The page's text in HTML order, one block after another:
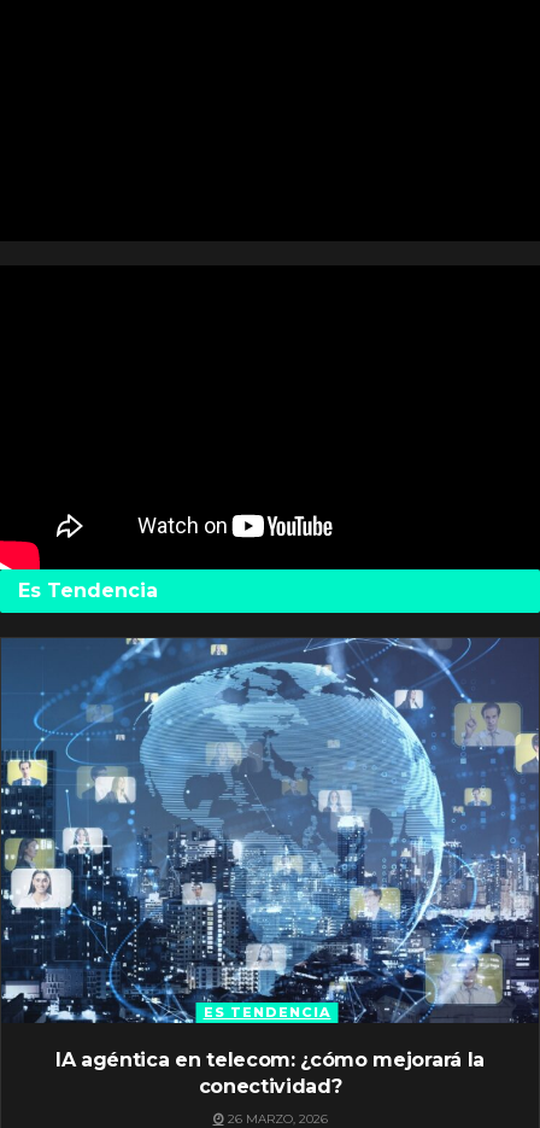
Es Tendencia
ES TENDENCIA
IA agéntica en telecom: ¿cómo mejorará la
conectividad?
26 MARZO, 2026